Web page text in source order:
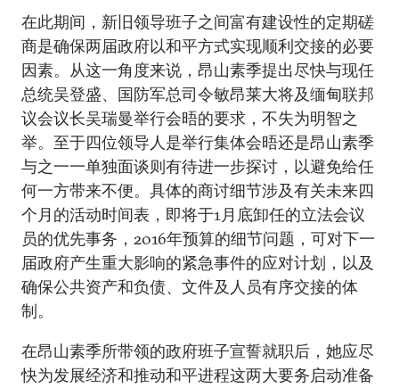
在此期间，新旧领导班子之间富有建设性的定期磋
商是确保两届政府以和平方式实现顺利交接的必要
因素。从这一角度来说，昂山素季提出尽快与现任
总统吴登盛、国防军总司令敏昂莱大将及缅甸联邦
议会议长吴瑞曼举行会晤的要求，不失为明智之
举。至于四位领导人是举行集体会晤还是昂山素季
与之一一单独面谈则有待进一步探讨，以避免给任
何一方带来不便。具体的商讨细节涉及有关未来四
个月的活动时间表，即将于1月底卸任的立法会议
员的优先事务，2016年预算的细节问题，可对下一
届政府产生重大影响的紧急事件的应对计划，以及
确保公共资产和负债、文件及人员有序交接的体
制。
在昂山素季所带领的政府班子宣誓就职后，她应尽
快为发展经济和推动和平进程这两大要务启动准备